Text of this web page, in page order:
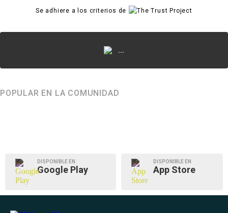
Se adhiere a los criterios de
...
POPULAR EN LA COMUNIDAD
DISPONIBLE EN
Google Play
DISPONIBLE EN
App Store